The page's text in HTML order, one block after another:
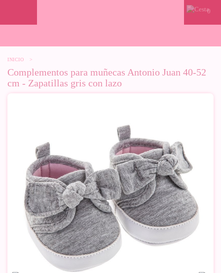
0
INICIO >
Complementos para muñecas Antonio Juan 40-52
cm - Zapatillas gris con lazo